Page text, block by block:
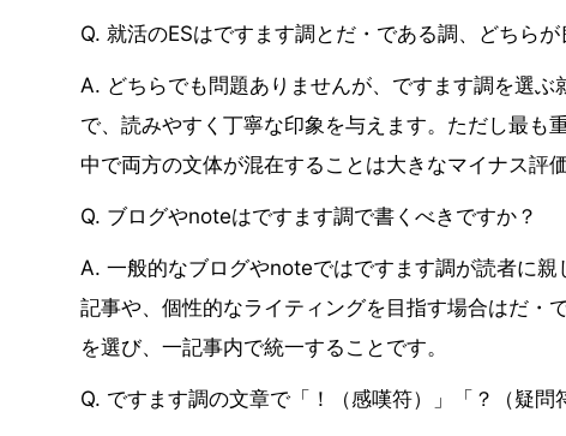
Q. 就活のESはですます調とだ・である調、どちらが
A. どちらでも問題ありませんが、ですます調を選
で、読みやすく丁寧な印象を与えます。ただし最も
中で両方の文体が混在することは大きなマイナス評
Q. ブログやnoteはですます調で書くべきですか？
A. 一般的なブログやnoteではですます調が読者に
記事や、個性的なライティングを目指す場合はだ・
を選び、一記事内で統一することです。
Q. ですます調の文章で「！（感嘆符）」「？（疑問